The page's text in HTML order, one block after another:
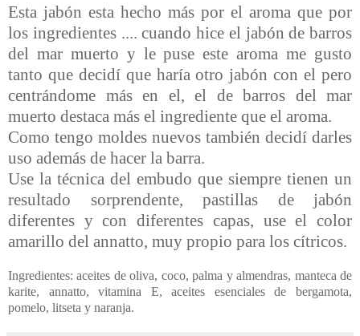
Esta jabón esta hecho más por el aroma que por
los ingredientes .... cuando hice el jabón de barros
del mar muerto y le puse este aroma me gusto
tanto que decidí que haría otro jabón con el pero
centrándome más en el, el de barros del mar
muerto destaca más el ingrediente que el aroma.
Como tengo moldes nuevos también decidí darles
uso además de hacer la barra.
Use la técnica del embudo que siempre tienen un
resultado sorprendente, pastillas de jabón
diferentes y con diferentes capas, use el color
amarillo del annatto, muy propio para los cítricos.
Ingredientes: aceites de oliva, coco, palma y almendras, manteca de
karite, annatto, vitamina E, aceites esenciales de bergamota,
pomelo, litseta y naranja.